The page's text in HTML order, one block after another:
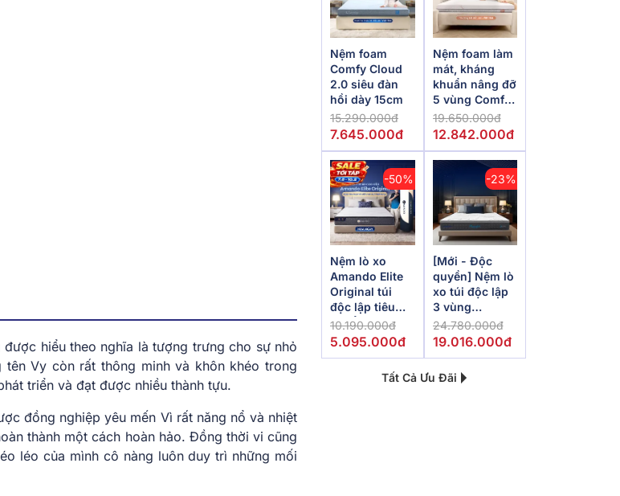
hiểu theo nghĩa là tượng trưng cho sự nhỏ
Vy còn rất thông minh và khôn khéo trong
triển và đạt được nhiều thành tựu.
đồng nghiệp yêu mến Vì rất năng nổ và nhiệt
thành một cách hoàn hảo. Đồng thời vi cũng
léo của mình cô nàng luôn duy trì những mối
Nệm foam
Comfy Cloud
2.0 siêu đàn
hồi dày 15cm
15.290.000đ
7.645.000đ
Nệm foam làm
mát, kháng
khuẩn nâng đỡ
5 vùng Comfy
Lux 1.0
19.650.000đ
12.842.000đ
-50%
Nệm lò xo
Amando Elite
Original túi
độc lập tiêu
chuẩn khách
sạn 5 sao dày
10.190.000đ
5.095.000đ
-23%
[Mới - Độc
quyền] Nệm lò
xo túi độc lập
3 vùng
Dunlopillo
de.Stress
24.780.000đ
19.016.000đ
Tất Cả Ưu Đãi